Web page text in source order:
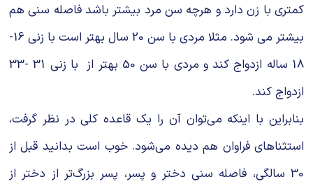
کمتری با زن دارد و هرچه سن مرد بیشتر باشد فاصله سنی هم
بیشتر می شود. مثلا مردی با سن 20 سال بهتر است با زنی 16-
18 ساله ازدواج کند و مردی با سن 50 بهتر از با زنی 31 -33
ازدواج کند.
بنابراین با اینکه می‌‌توان آن را یک قاعده کلی در نظر گرفت،
استثناهای فراوان هم دیده می‌شود. خوب است بدانید قبل از
30 سالگی، فاصله سنی دختر و پسر، پسر بزرگ‌تر از دختر از